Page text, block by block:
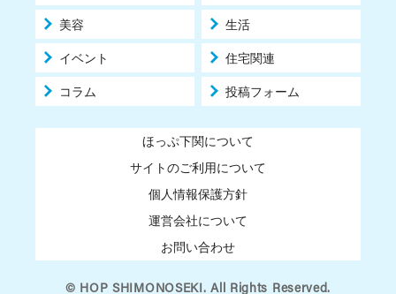
美容 生活
イベント 住宅関連
コラム 投稿フォーム
ほっぷ下関について
サイトのご利用について
個人情報保護方針
運営会社について
お問い合わせ
© HOP SHIMONOSEKI. All Rights Reserved.